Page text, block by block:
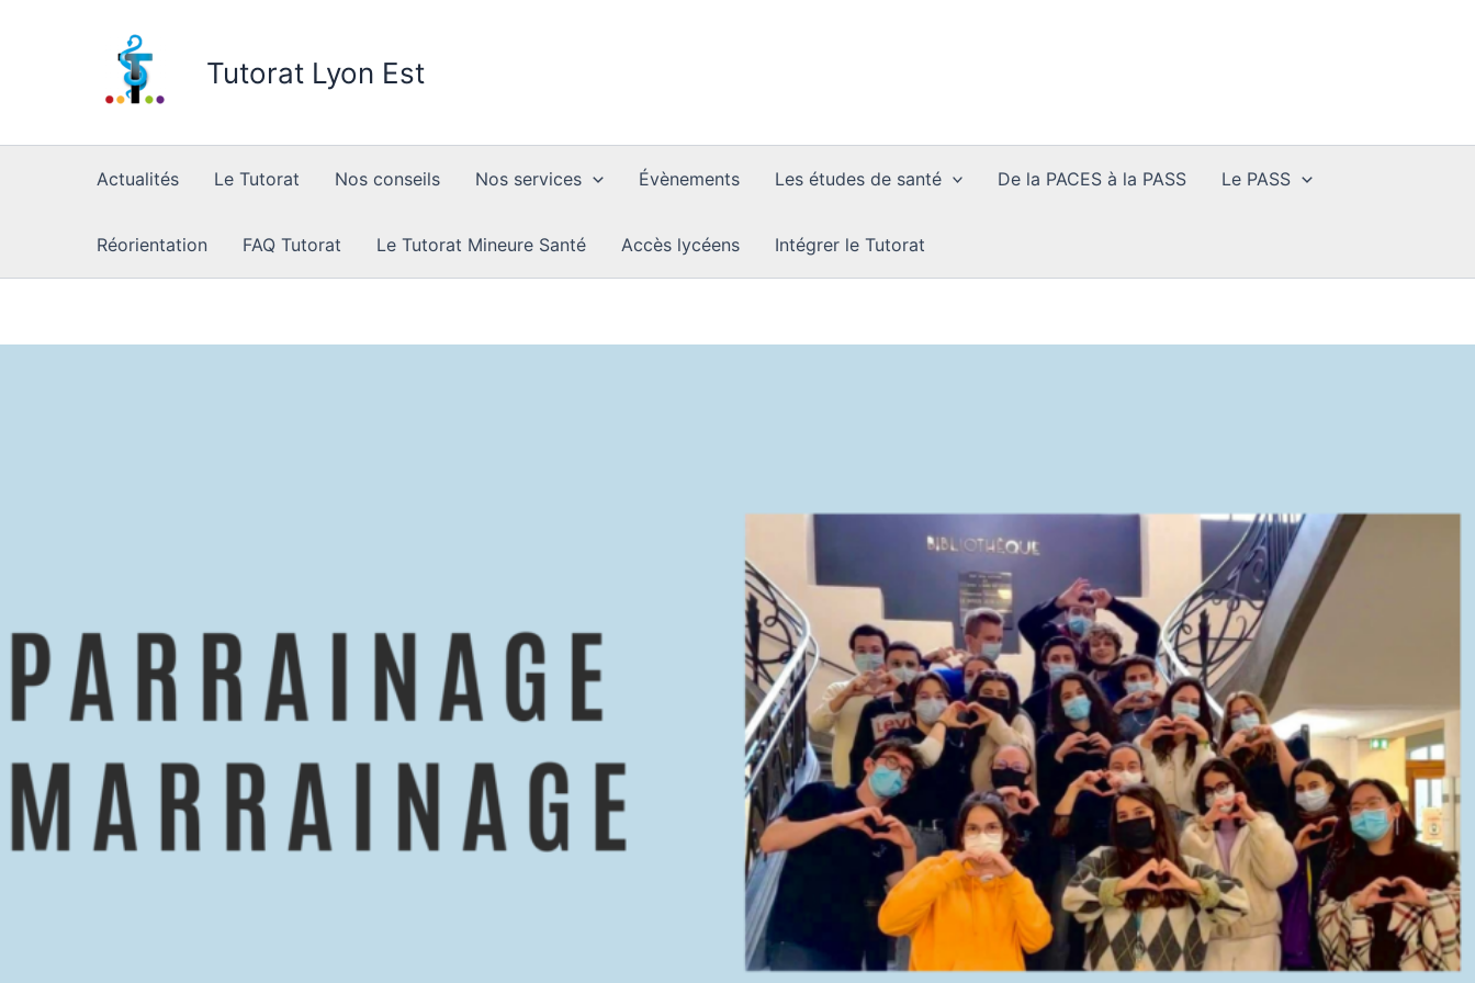
Tutorat Lyon Est
Actualités Le Tutorat Nos conseils Nos services Évènements Les études de santé De la PACES à la PASS Le PASS
Réorientation FAQ Tutorat Le Tutorat Mineure Santé Accès lycéens Intégrer le Tutorat